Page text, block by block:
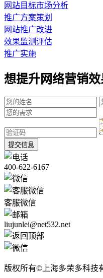
网站目标市场分析
推广方案策划
网站推广改进
效果监测评估
推广实施
想提升网络营销
提交信息
400-622-6167
客服微信
liujunlei@net532.net
版权所有©上海多荣多科技